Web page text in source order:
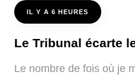
IL Y A 6 HEURES
Le Tribunal écarte
Le nombre de fois où je